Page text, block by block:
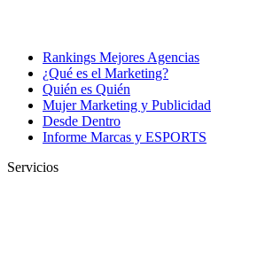
Rankings Mejores Agencias
¿Qué es el Marketing?
Quién es Quién
Mujer Marketing y Publicidad
Desde Dentro
Informe Marcas y ESPORTS
Servicios